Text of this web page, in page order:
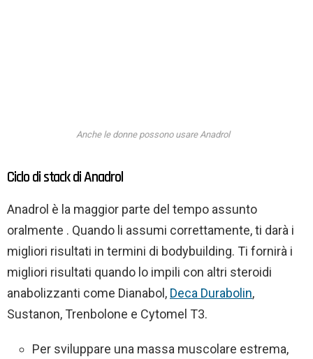
Anche le donne possono usare Anadrol
Ciclo di stack di Anadrol
Anadrol è la maggior parte del tempo assunto
oralmente . Quando li assumi correttamente, ti darà i
migliori risultati in termini di bodybuilding. Ti fornirà i
migliori risultati quando lo impili con altri steroidi
anabolizzanti come Dianabol, Deca Durabolin,
Sustanon, Trenbolone e Cytomel T3.
Per sviluppare una massa muscolare estrema,